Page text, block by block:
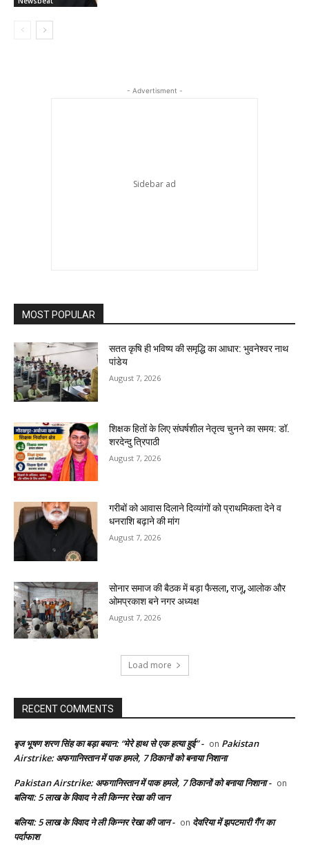
- Advertisment -
MOST POPULAR
सतत कृषि ही भविष्य की समृद्धि का आधार: भुवनेश्वर नाथ
पांडेय
August 7, 2026
शिक्षक हितों के लिए संघर्षशील नेतृत्व चुनने का समय: डॉ.
शरदेन्दु त्रिपाठी
August 7, 2026
गरीबों को आवास दिलाने दिव्यांगों को प्राथमिकता देने व
धनराशि बढ़ाने की मांग
August 7, 2026
सोनार समाज की बैठक में बड़ा फैसला, राजू, आलोक और
ओमप्रकाश बने नगर अध्यक्ष
August 7, 2026
Load more
RECENT COMMENTS
बृज भूषण शरण सिंह का बड़ा बयान: “मेरे हाथ से एक हत्या हुई” - on Pakistan
Airstrike: अफगानिस्तान में पाक हमले, 7 ठिकानों को बनाया निशाना
Pakistan Airstrike: अफगानिस्तान में पाक हमले, 7 ठिकानों को बनाया निशाना - on
बलिया: 5 लाख के विवाद ने ली किन्नर रेखा की जान
बलिया: 5 लाख के विवाद ने ली किन्नर रेखा की जान - on देवरिया में झपटमारी गैंग का
पर्दाफाश